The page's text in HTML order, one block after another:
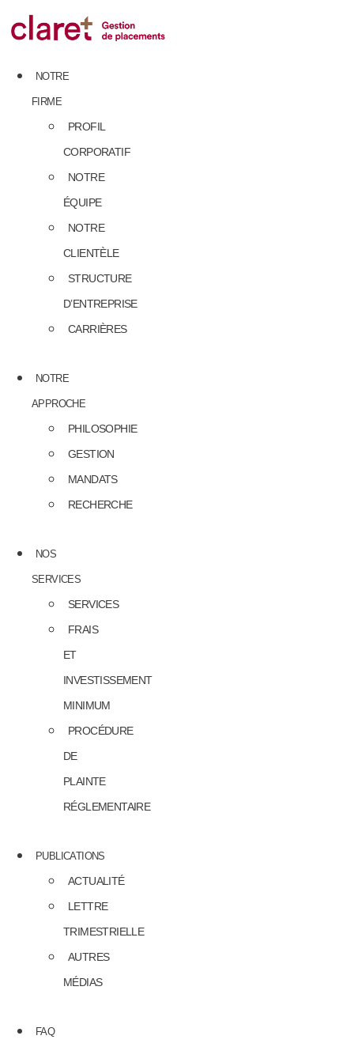
to
content
NOTRE
FIRME
PROFIL
CORPORATIF
NOTRE
ÉQUIPE
NOTRE
CLIENTÈLE
STRUCTURE
D’ENTREPRISE
CARRIÈRES
NOTRE
APPROCHE
PHILOSOPHIE
GESTION
MANDATS
RECHERCHE
NOS
SERVICES
SERVICES
FRAIS
ET
INVESTISSEMENT
MINIMUM
PROCÉDURE
DE
PLAINTE
RÉGLEMENTAIRE
PUBLICATIONS
ACTUALITÉ
LETTRE
TRIMESTRIELLE
AUTRES
MÉDIAS
FAQ